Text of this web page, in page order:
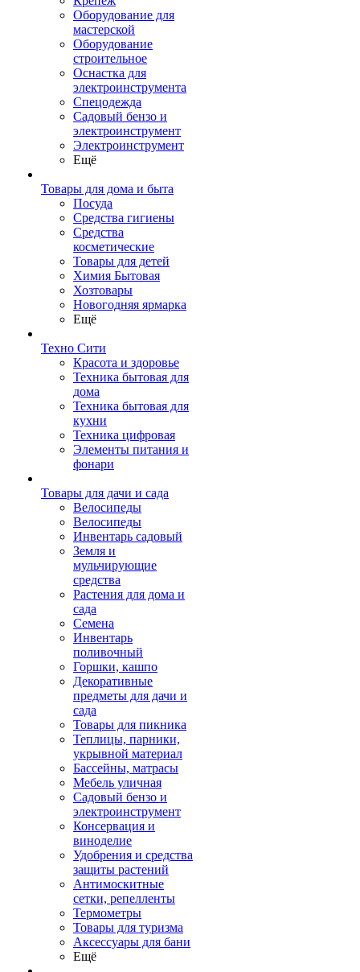
Оборудование для
мастерской
Оборудование
строительное
Оснастка для
электроинструмента
Спецодежда
Садовый бензо и
электроинструмент
Электроинструмент
Ещё
Товары для дома и быта
Посуда
Средства гигиены
Средства
косметические
Товары для детей
Химия Бытовая
Хозтовары
Новогодняя ярмарка
Ещё
Техно Сити
Красота и здоровье
Техника бытовая для
дома
Техника бытовая для
кухни
Техника цифровая
Элементы питания и
фонари
Товары для дачи и сада
Велосипеды
Велосипеды
Инвентарь садовый
Земля и
мульчирующие
средства
Растения для дома и
сада
Семена
Инвентарь
поливочный
Горшки, кашпо
Декоративные
предметы для дачи и
сада
Товары для пикника
Теплицы, парники,
укрывной материал
Бассейны, матрасы
Мебель уличная
Садовый бензо и
электроинструмент
Консервация и
виноделие
Удобрения и средства
защиты растений
Антимоскитные
сетки, репелленты
Термометры
Товары для туризма
Аксессуары для бани
Ещё